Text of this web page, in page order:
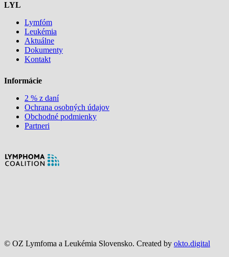
LYL
Lymfóm
Leukémia
Aktuálne
Dokumenty
Kontakt
Informácie
2 % z daní
Ochrana osobných údajov
Obchodné podmienky
Partneri
© OZ Lymfoma a Leukémia Slovensko. Created by okto.digital